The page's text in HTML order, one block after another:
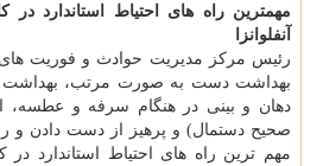
مهمترین راه های احتیاط استاندارد در
آنفلوانزا
رئیس مركز مدیریت حوادث و فوریت
بهداشت دست به صورت مرتب، بهداشت
دهان و بینی در هنگام سرفه و عطسه،
صحیح دستمال) و پرهیز از دست دادن و
مهم ترین راه های احتیاط استاندارد